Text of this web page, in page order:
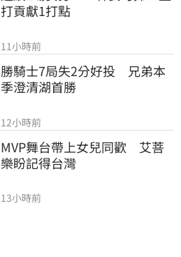
打貢獻1打點
11小時前
勝騎士7局失2分好投　兄弟本
季澄清湖首勝
12小時前
MVP舞台帶上女兒同歡　艾菩
樂盼記得台灣
13小時前